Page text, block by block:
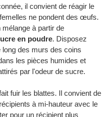
il convient de réagir le
ne pondent des œufs.
à partir de
en poudre. Disposez
des murs des coins
les pièces humides et
par l'odeur de sucre.
fuir les blattes. Il convient de
à mi-hauteur avec le
pour un récipient plus